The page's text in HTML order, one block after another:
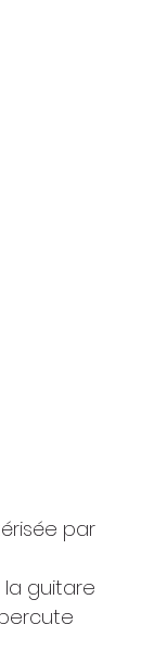
par
la guitare